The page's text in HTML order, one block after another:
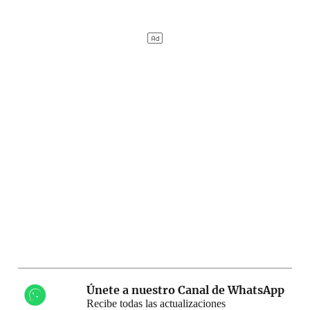
Únete a nuestro Canal de WhatsApp
Recibe todas las actualizaciones